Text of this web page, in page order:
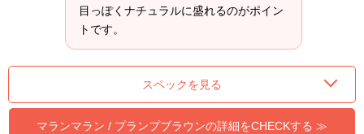
目っぽくナチュラルに盛れるのがポイン
トです。
スペックを見る
マランマラン / プランプブラウンの詳細をCHECKする ≫